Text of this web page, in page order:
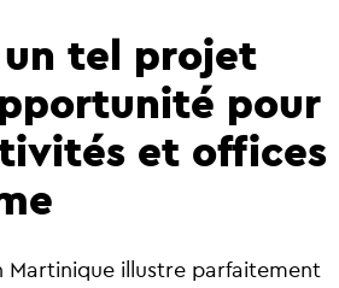
tel projet
pour
et offices
Martinique illustre parfaitement